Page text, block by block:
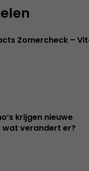
Zomercheck –
krijgen nieuwe
wat verandert er?